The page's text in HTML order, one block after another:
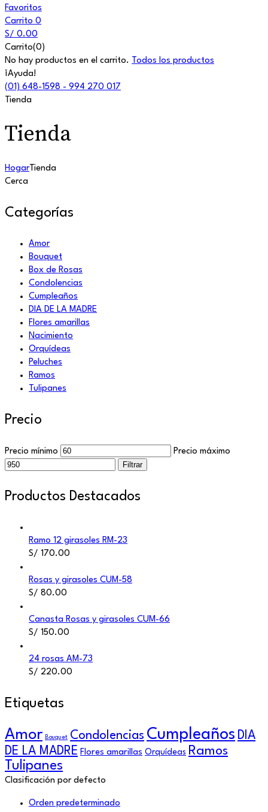
Favoritos
Carrito 0
S/ 0.00
Carrito(0)
No hay productos en el carrito. Todos los productos
¡Ayuda!
(01) 648-1598 - 994 270 017
Tienda
Tienda
HogarTienda
Cerca
Categorías
Amor
Bouquet
Box de Rosas
Condolencias
Cumpleaños
DIA DE LA MADRE
Flores amarillas
Nacimiento
Orquídeas
Peluches
Ramos
Tulipanes
Precio
Precio mínimo
Precio máximo
Filtrar
Productos Destacados
Ramo 12 girasoles RM-23
S/ 170.00
Rosas y girasoles CUM-58
S/ 80.00
Canasta Rosas y girasoles CUM-66
S/ 150.00
24 rosas AM-73
S/ 220.00
Etiquetas
Amor Bouquet Condolencias Cumpleaños DIA
DE LA MADRE Flores amarillas Orquídeas Ramos
Tulipanes
Clasificación por defecto
Orden predeterminado